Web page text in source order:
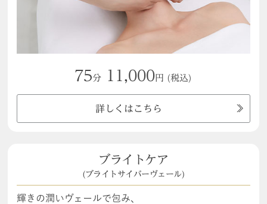
75分 11,000 円 (税込)
詳しくはこちら
ブライトケア
(ブライトサイバーヴェール)
輝きの潤いヴェールで包み、